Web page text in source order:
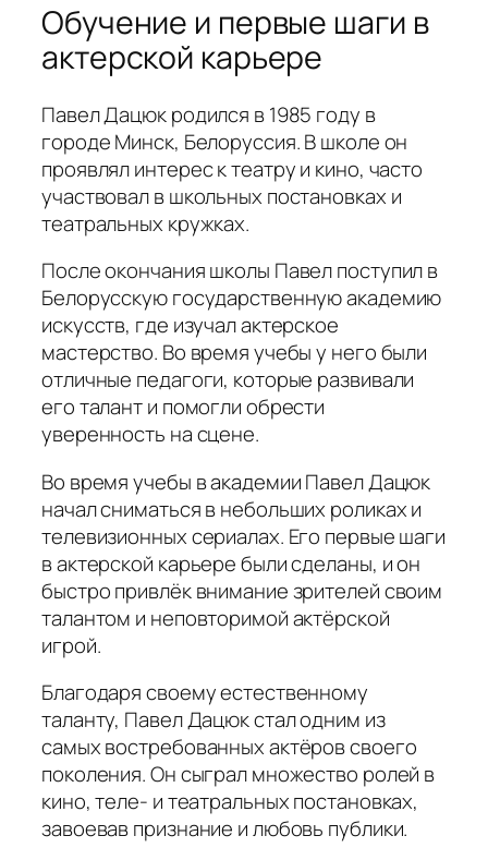
Обучение и первые шаги в
актерской карьере
Павел Дацюк родился в 1985 году в
городе Минск, Белоруссия. В школе он
проявлял интерес к театру и кино, часто
участвовал в школьных постановках и
театральных кружках.
После окончания школы Павел поступил в
Белорусскую государственную академию
искусств, где изучал актерское
мастерство. Во время учебы у него были
отличные педагоги, которые развивали
его талант и помогли обрести
уверенность на сцене.
Во время учебы в академии Павел Дацюк
начал сниматься в небольших роликах и
телевизионных сериалах. Его первые шаги
в актерской карьере были сделаны, и он
быстро привлёк внимание зрителей своим
талантом и неповторимой актёрской
игрой.
Благодаря своему естественному
таланту, Павел Дацюк стал одним из
самых востребованных актёров своего
поколения. Он сыграл множество ролей в
кино, теле- и театральных постановках,
завоевав признание и любовь публики.